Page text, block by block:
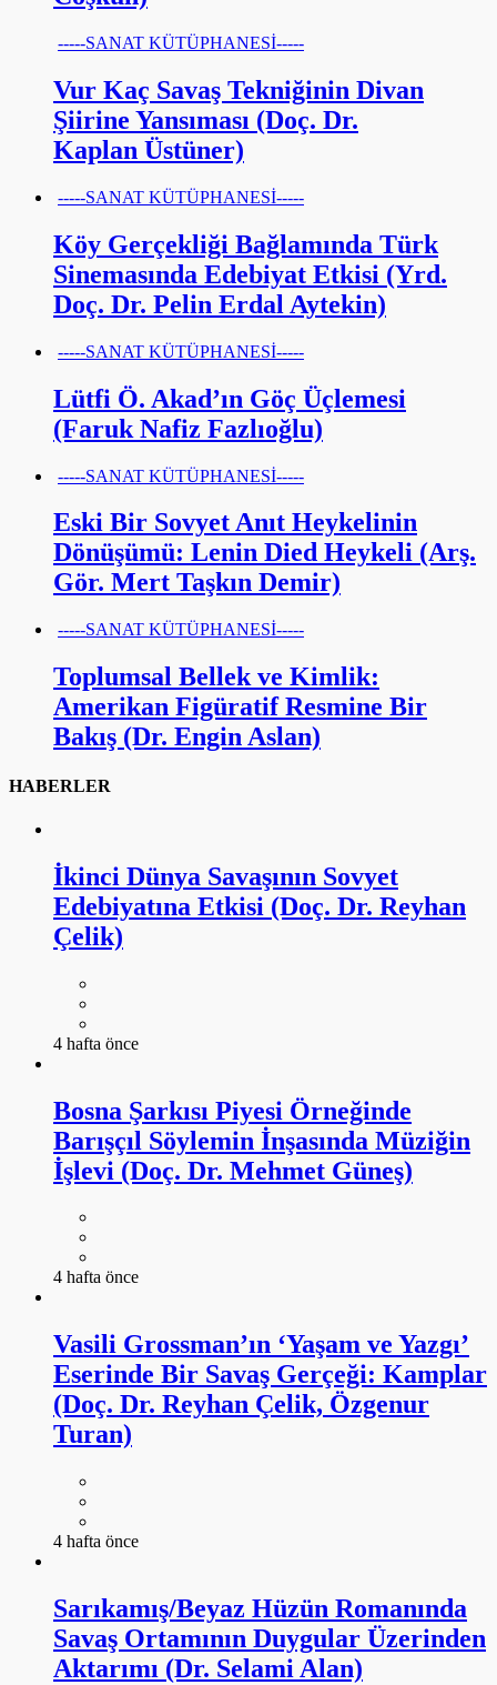
-----SANAT KÜTÜPHANESİ-----
Vur Kaç Savaş Tekniğinin Divan
Şiirine Yansıması (Doç. Dr.
Kaplan Üstüner)
-----SANAT KÜTÜPHANESİ-----
Köy Gerçekliği Bağlamında Türk
Sinemasında Edebiyat Etkisi (Yrd.
Doç. Dr. Pelin Erdal Aytekin)
-----SANAT KÜTÜPHANESİ-----
Lütfi Ö. Akad’ın Göç Üçlemesi
(Faruk Nafiz Fazlıoğlu)
-----SANAT KÜTÜPHANESİ-----
Eski Bir Sovyet Anıt Heykelinin
Dönüşümü: Lenin Died Heykeli (Arş.
Gör. Mert Taşkın Demir)
-----SANAT KÜTÜPHANESİ-----
Toplumsal Bellek ve Kimlik:
Amerikan Figüratif Resmine Bir
Bakış (Dr. Engin Aslan)
HABERLER
İkinci Dünya Savaşının Sovyet
Edebiyatına Etkisi (Doç. Dr. Reyhan
Çelik)
4 hafta önce
Bosna Şarkısı Piyesi Örneğinde
Barışçıl Söylemin İnşasında Müziğin
İşlevi (Doç. Dr. Mehmet Güneş)
4 hafta önce
Vasili Grossman’ın ‘Yaşam ve Yazgı’
Eserinde Bir Savaş Gerçeği: Kamplar
(Doç. Dr. Reyhan Çelik, Özgenur
Turan)
4 hafta önce
Sarıkamış/Beyaz Hüzün Romanında
Savaş Ortamının Duygular Üzerinden
Aktarımı (Dr. Selami Alan)